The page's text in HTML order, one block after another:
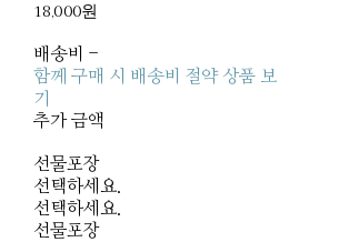
18,000원
배송비 -
함께 구매 시 배송비 절약 상품 보
기
추가 금액
선물포장
선택하세요.
선택하세요.
선물포장